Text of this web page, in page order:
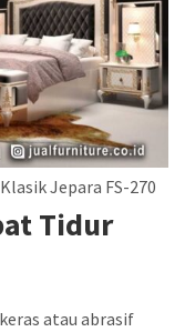
Jepara FS-270
Tidur
atau abrasif